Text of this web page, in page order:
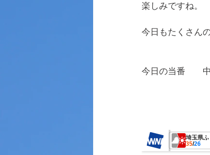
楽しみですね。
今日もたくさん
今日の当番　　
以